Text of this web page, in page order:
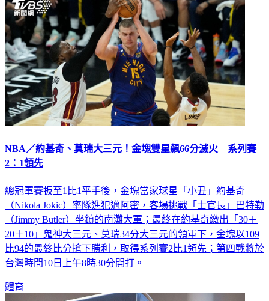
NBA／約基奇、莫瑞大三元！金塊雙星飆66分滅火 系列賽
2：1領先
總冠軍賽扳至1比1平手後，金塊當家球星「小丑」約基奇
（Nikola Jokic）率隊進犯邁阿密，客場挑戰「士官長」巴特勒
（Jimmy Butler）坐鎮的南灘大軍；最終在約基奇繳出「30＋
20＋10」鬼神大三元、莫瑞34分大三元的領軍下，金塊以109
比94的最終比分搶下勝利，取得系列賽2比1領先；第四戰將於
台灣時間10日上午8時30分開打。
體育